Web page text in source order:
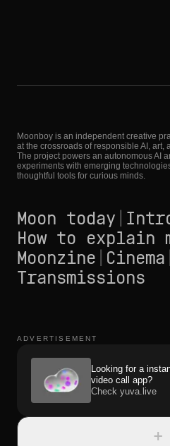
Moonboy is an independent creative
at the crossroads of responsible AI, art,
The project powers an autonomous AI
experiments with emerging
thoughtful tools for curious minds.
Moon today
How to explain
Moonzine Cinema
Transmissions
ADVERTISEMENT
Looking for a
video call app?
Check yuva.live
+